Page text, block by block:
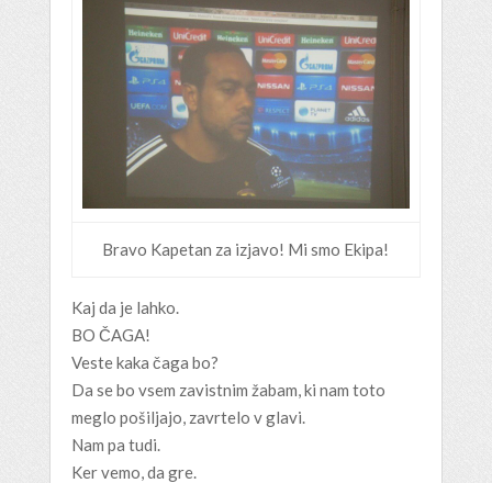
Bravo Kapetan za izjavo! Mi smo Ekipa!
Kaj da je lahko.
BO ČAGA!
Veste kaka čaga bo?
Da se bo vsem zavistnim žabam, ki nam toto
meglo pošiljajo, zavrtelo v glavi.
Nam pa tudi.
Ker vemo, da gre.